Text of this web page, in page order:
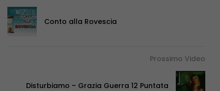
Conto alla Rovescia
Prossimo Video
Disturbiamo – Grazia Guerra 12 Puntata